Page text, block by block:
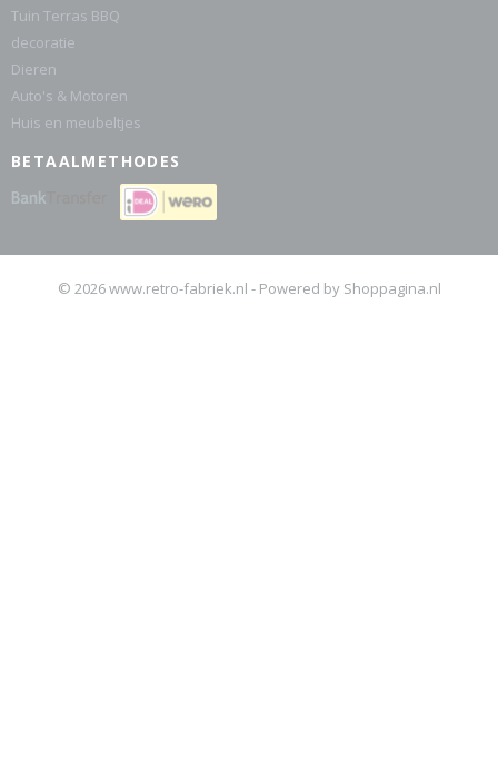
Tuin Terras BBQ
decoratie
Dieren
Auto's & Motoren
Huis en meubeltjes
BETAALMETHODES
© 2026 www.retro-fabriek.nl - Powered by Shoppagina.nl